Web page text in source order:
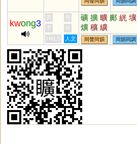
kwong3
黃 周 礦 擴 曠 鄺 絖 壙
爌 穬 纊
李
何
HKLS
人文 同聲同韻 同韻同調